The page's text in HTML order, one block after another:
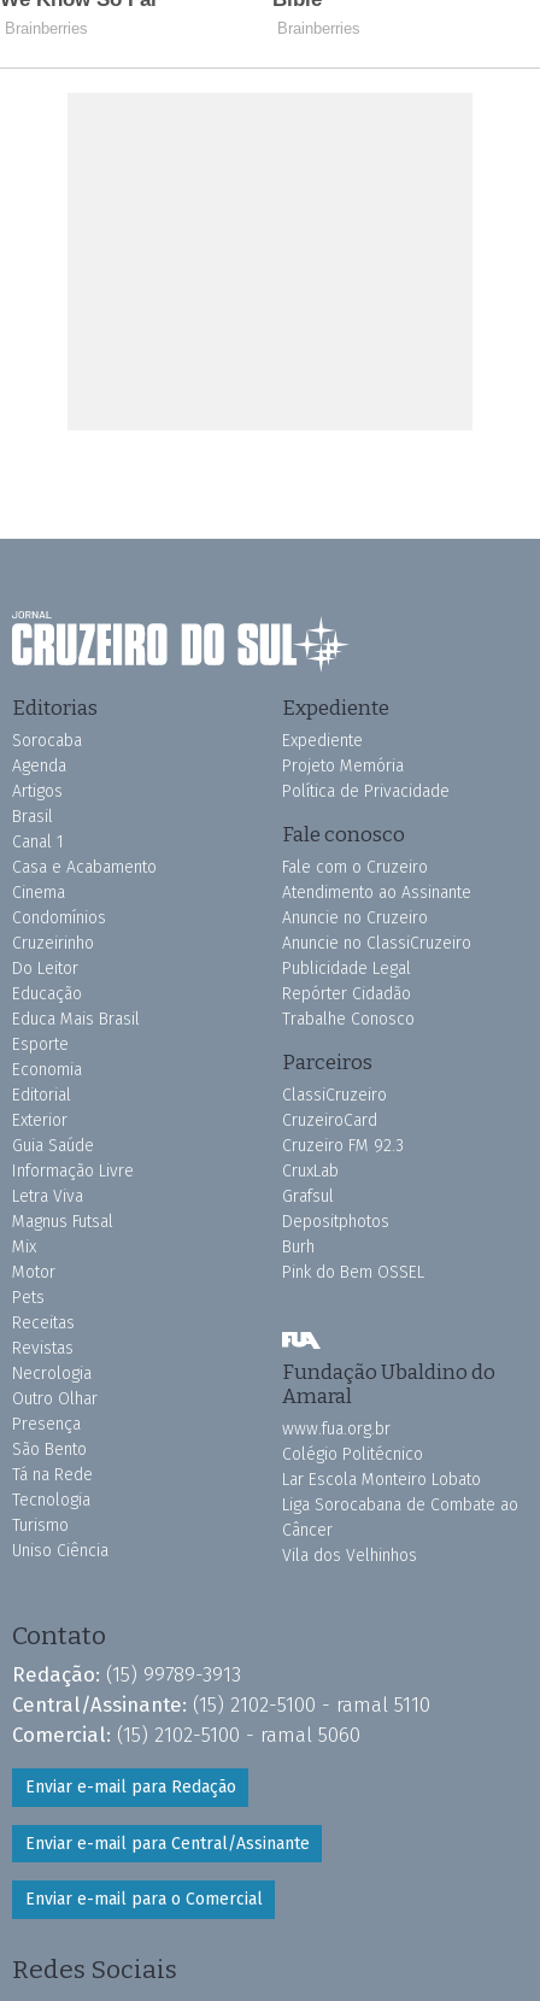
Editorias
Sorocaba
Agenda
Artigos
Brasil
Canal 1
Casa e Acabamento
Cinema
Condomínios
Cruzeirinho
Do Leitor
Educação
Educa Mais Brasil
Esporte
Economia
Editorial
Exterior
Guia Saúde
Informação Livre
Letra Viva
Magnus Futsal
Mix
Motor
Pets
Receitas
Revistas
Necrologia
Outro Olhar
Presença
São Bento
Tá na Rede
Tecnologia
Turismo
Uniso Ciência
Expediente
Expediente
Projeto Memória
Política de Privacidade
Fale conosco
Fale com o Cruzeiro
Atendimento ao Assinante
Anuncie no Cruzeiro
Anuncie no ClassiCruzeiro
Publicidade Legal
Repórter Cidadão
Trabalhe Conosco
Parceiros
ClassiCruzeiro
CruzeiroCard
Cruzeiro FM 92.3
CruxLab
Grafsul
Depositphotos
Burh
Pink do Bem OSSEL
Fundação Ubaldino do
Amaral
www.fua.org.br
Colégio Politécnico
Lar Escola Monteiro Lobato
Liga Sorocabana de Combate ao
Câncer
Vila dos Velhinhos
Contato
Redação: (15) 99789-3913
Central/Assinante: (15) 2102-5100 - ramal 5110
Comercial: (15) 2102-5100 - ramal 5060
Enviar e-mail para Redação
Enviar e-mail para Central/Assinante
Enviar e-mail para o Comercial
Redes Sociais